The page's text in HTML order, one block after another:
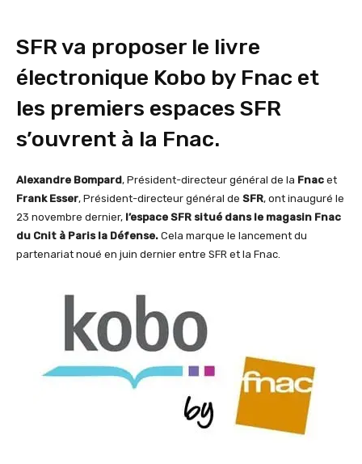
SFR va proposer le livre
électronique Kobo by Fnac et
les premiers espaces SFR
s’ouvrent à la Fnac.
Alexandre Bompard, Président-directeur général de la Fnac et
Frank Esser, Président-directeur général de SFR, ont inauguré le
23 novembre dernier, l’espace SFR situé dans le magasin Fnac
du Cnit à Paris la Défense. Cela marque le lancement du
partenariat noué en juin dernier entre SFR et la Fnac.